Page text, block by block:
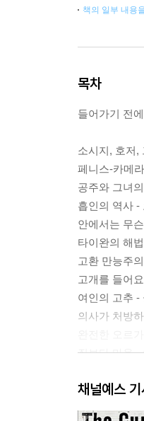
책의 일부 내용
목차
들어가기 전에
소시지, 호저,
페니스-카메
공주와 그녀
흡인의 역사 -
안에서는 무
타이완의 해
고환 만능주
고개를 들어
여인의 고추 -
의사가 처방
질보다 마음 -
원숭이 따라
쌍으로 연구
채널예스